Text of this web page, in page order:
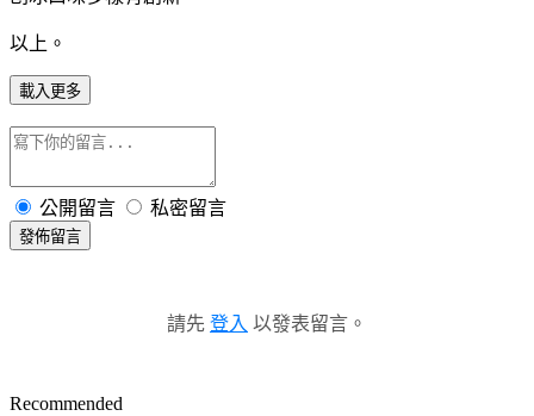
以上。
載入更多
公開留言 私密留言
發佈留言
請先 登入 以發表留言。
Recommended